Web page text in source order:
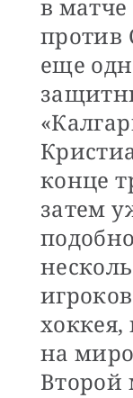
в матче
против
еще
конце
затем
на
Второй